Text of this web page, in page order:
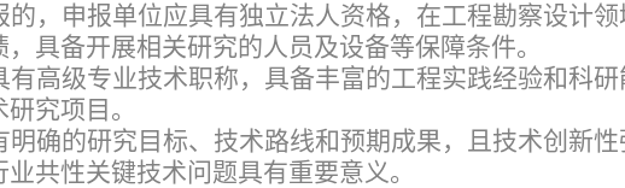
的，申报单位应具有独立法人资格，在工程勘察设计
具备开展相关研究的人员及设备等保障条件。
有高级专业技术职称，具备丰富的工程实践经验和科研
究项目。
明确的研究目标、技术路线和预期成果，且技术创新性
共性关键技术问题具有重要意义。